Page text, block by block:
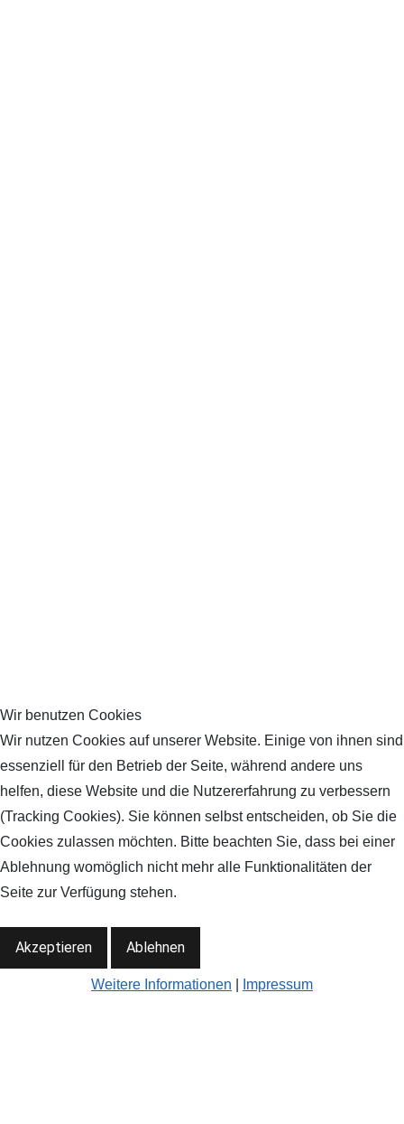
Wir benutzen Cookies
Wir nutzen Cookies auf unserer Website. Einige von ihnen sind
essenziell für den Betrieb der Seite, während andere uns
helfen, diese Website und die Nutzererfahrung zu verbessern
(Tracking Cookies). Sie können selbst entscheiden, ob Sie die
Cookies zulassen möchten. Bitte beachten Sie, dass bei einer
Ablehnung womöglich nicht mehr alle Funktionalitäten der
Seite zur Verfügung stehen.
Akzeptieren Ablehnen
Weitere Informationen Impressum